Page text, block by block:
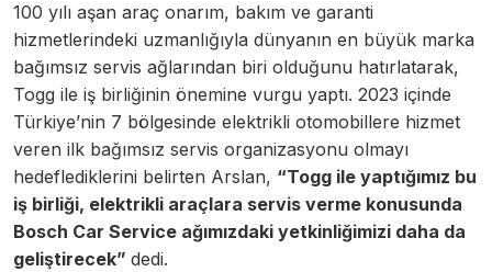
100 yılı aşan araç onarım, bakım ve garanti
hizmetlerindeki uzmanlığıyla dünyanın en büyük marka
bağımsız servis ağlarından biri olduğunu hatırlatarak,
Togg ile iş birliğinin önemine vurgu yaptı. 2023 içinde
Türkiye’nin 7 bölgesinde elektrikli otomobillere hizmet
veren ilk bağımsız servis organizasyonu olmayı
hedeflediklerini belirten Arslan, “Togg ile yaptığımız bu
iş birliği, elektrikli araçlara servis verme konusunda
Bosch Car Service ağımızdaki yetkinliğimizi daha da
geliştirecek” dedi.